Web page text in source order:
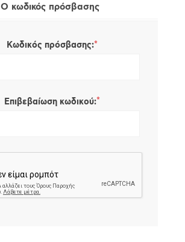
Ο κωδικός πρόσβασης
Κωδικός πρόσβασης:*
Επιβεβαίωση κωδικού:*